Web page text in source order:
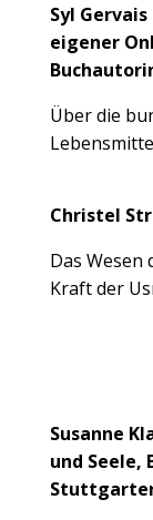
Syl
eigener
Über die
Christel
Das Wesen
Kraft der
Susanne
und Seele,
Stuttgarter